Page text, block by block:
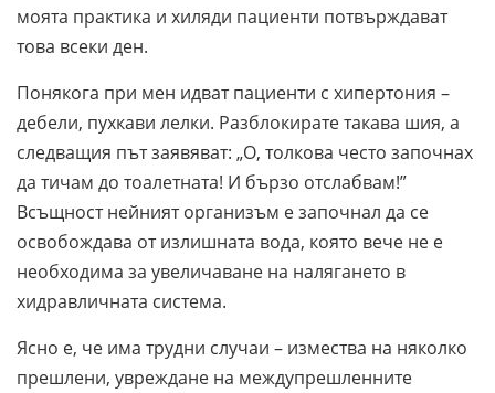
моята практика и хиляди пациенти потвърждават
това всеки ден.
Понякога при мен идват пациенти с хипертония –
дебели, пухкави лелки. Разблокирате такава шия, а
следващия път заявяват: „О, толкова често започнах
да тичам до тоалетната! И бързо отслабвам!”
Всъщност нейният организъм е започнал да се
освобождава от излишната вода, която вече не е
необходима за увеличаване на налягането в
хидравличната система.
Ясно е, че има трудни случаи – измества на няколко
прешлени, увреждане на междупрешленните